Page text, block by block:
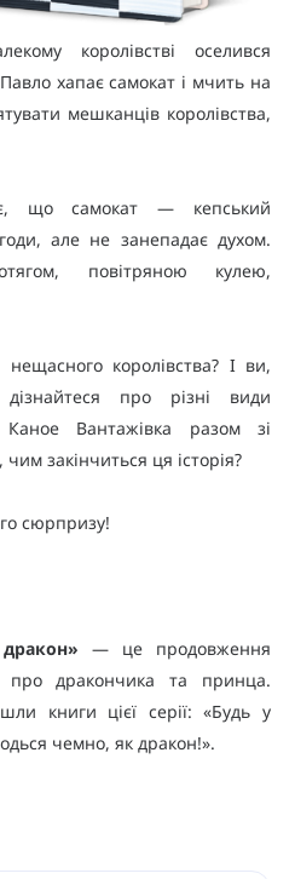
королівстві оселився
хапає самокат і мчить на
мешканців королівства,
що самокат — кепський
але не занепадає духом.
повітряною кулею,
нещасного королівства? І ви,
про різні види
Каное Вантажівка разом зі
закінчиться ця історія?
сюрпризу!
— це продовження
про дракончика та принца.
книги цієї серії: «Будь у
чемно, як дракон!».